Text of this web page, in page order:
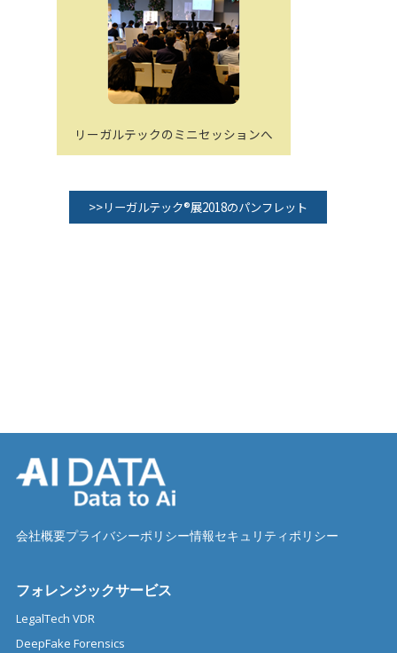
リーガルテックのミニセッションへ
>>リーガルテック®展2018のパンフレット
会社概要プライバシーポリシー情報セキュリティポリシー
フォレンジックサービス
LegalTech VDR
DeepFake Forensics